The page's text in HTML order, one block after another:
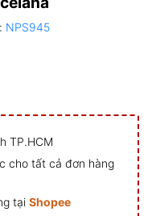
NPS945
TP.HCM
cho tất cả đơn hàng
tại Shopee